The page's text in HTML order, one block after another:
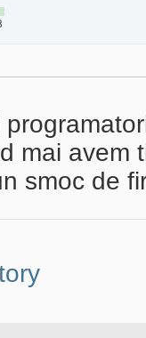
mai avem
smoc de